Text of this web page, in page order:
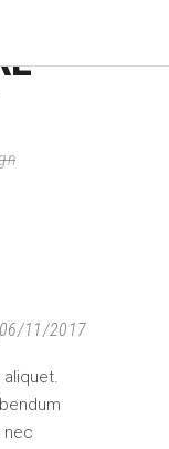
06/11/2017
nec